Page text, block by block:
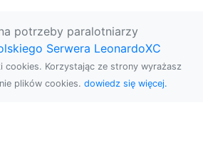
potrzeby paralotniarzy
Serwera LeonardoXC
cookies. Korzystając ze strony wyrażasz
plików cookies. dowiedz się więcej.